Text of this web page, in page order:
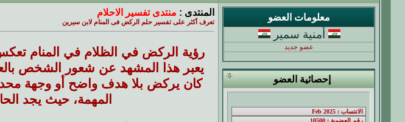
معلومات العضو
أمنية سمير
عضو جديد
إحصائية العضو
المنتدى : منتدى تفسير الاحلام
تعرف أكثر على تفسير حلم الركض فى المنام لابن سيرين
رؤية الركض في الظلام في المنام
يعبر هذا المشهد عن شعور الشخص
كان يركض بلا هدف واضح أو وجهة
المهمة، حيث يجد